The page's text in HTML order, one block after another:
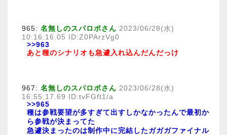
965: 名無しのスパロボさん 2023/06/28(水)
10:16:16.05 ID:Z0PArzVg0
>>963
あと種のシナリオも急遽入れ込んだんだっけ
967: 名無しのスパロボさん 2023/06/28(水)
16:55:17.69 ID:tvFGft1/a
>>965
種は参戦要望が多すぎて出すしかなかったんで最初か
ら参戦が決まってた
急遽決まったのは制作中に完結したガガガファイナル